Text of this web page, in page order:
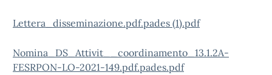
Lettera_disseminazione.pdf.pades (1).pdf
Nomina_DS_Attivit__coordinamento_13.1.2A-
FESRPON-LO-2021-149.pdf.pades.pdf